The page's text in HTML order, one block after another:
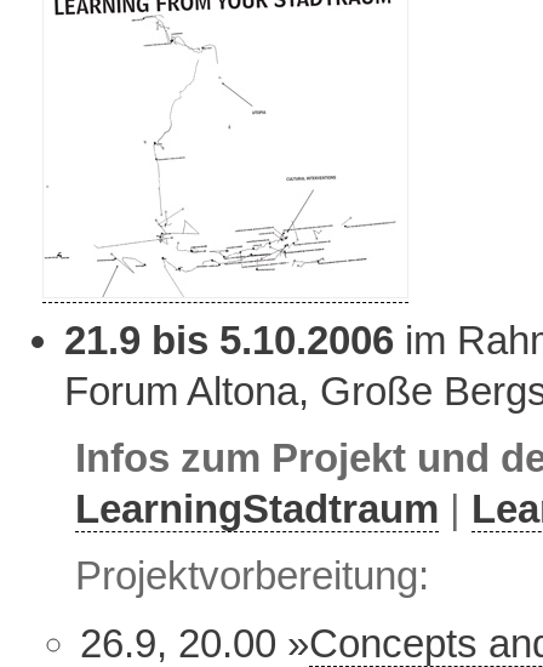
21.9 bis 5.10.2006im
Forum Altona, Große
Infos zum Projekt und
LearningStadtraum |
Projektvorbereitung:
26.9, 20.00 »Concepts